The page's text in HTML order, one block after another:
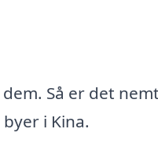
Så er det
i Kina.